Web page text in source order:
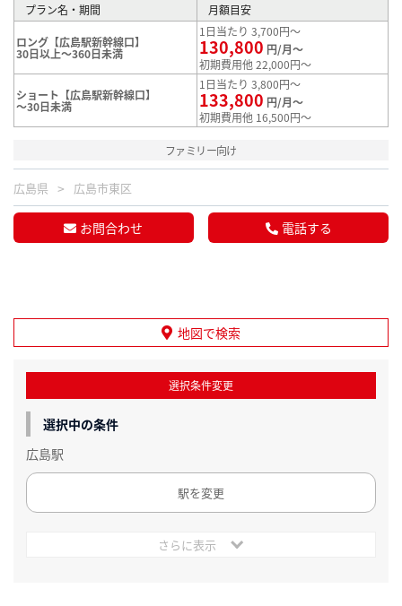
プラン名・期間 月額目安
ロング【広島駅新幹線口】
30日以上～360日未満
1日当たり 3,700円～
130,800 円/月～
初期費用他 22,000円～
ショート【広島駅新幹線口】
～30日未満
1日当たり 3,800円～
133,800 円/月～
初期費用他 16,500円～
ファミリー向け
広島県 広島市東区
お問合わせ 電話する
地図で検索
選択条件変更
選択中の条件
広島駅
駅を変更
さらに表示